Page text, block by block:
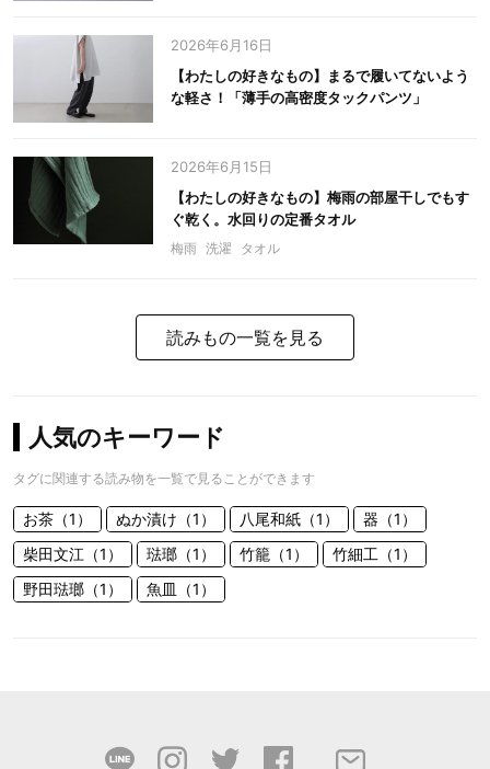
2026年6月16日
【わたしの好きなもの】まるで履いてないよう
な軽さ！「薄手の高密度タックパンツ」
2026年6月15日
【わたしの好きなもの】梅雨の部屋干しでもす
ぐ乾く。水回りの定番タオル
梅雨 洗濯 タオル
読みもの一覧を見る
人気のキーワード
タグに関連する読み物を一覧で見ることができます
お茶（1） ぬか漬け（1） 八尾和紙（1）
器（1）
柴田文江（1）
琺瑯（1） 竹籠（1）
竹細工（1）
野田琺瑯（1）
魚皿（1）